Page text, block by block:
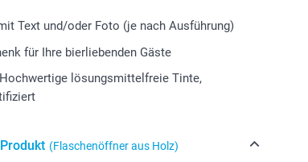
Text und/oder Foto (je nach Ausführung)
für Ihre bierliebenden Gäste
lösungsmittelfreie Tinte,
(Flaschenöffner aus Holz)